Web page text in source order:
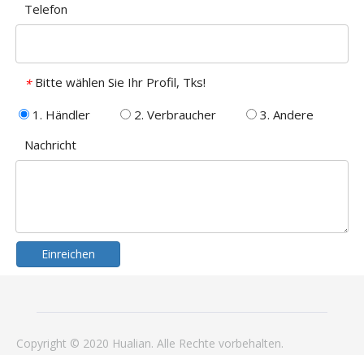
Telefon
* Bitte wählen Sie Ihr Profil, Tks!
1. Händler
2. Verbraucher
3. Andere
Nachricht
Einreichen
Copyright © 2020 Hualian. Alle Rechte vorbehalten.